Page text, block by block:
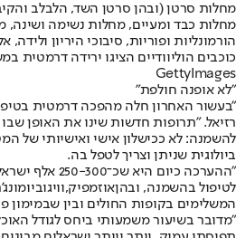
מחלות סרטן (ובהן סרטן השד, הלבלב
מחלות כבד ומעיים, מחלות נשימה ושינה,
הורמונליות ופוריות, סיבוכי היריון ולידה,
כוכבים הוליוודיים הציגו ירידה דרמטית
GettyImages
"לא אופנה חולפת"
"בעשור האחרון חלה מהפכה דרמטית
רזיאל. "תרופות חדשות שינו את האופן
להשמנה: לא ככישלון אישי ואישיותי של
ביולוגית שניתן וצריך לטפל בה.
"ההערכה כיום
לטיפול בהשמנה, ובהןאוזמפיק,וויגוביו
המשלימים בקופות החולים ובין שבמימון
"מדובר בשיעור משמעותי ביחס לגודל